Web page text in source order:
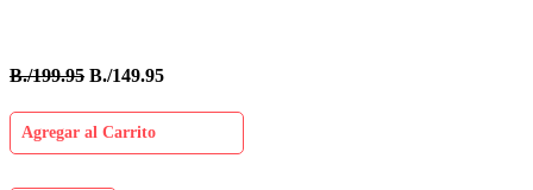
B./199.95 B./149.95
Agregar al Carrito